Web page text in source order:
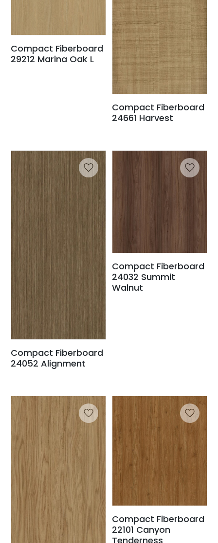
Compact Fiberboard
29212 Marina Oak L
Compact Fiberboard
24661 Harvest
Compact Fiberboard
24052 Alignment
Compact Fiberboard
24032 Summit
Walnut
Compact Fiberboard
22101 Canyon
Tenderness